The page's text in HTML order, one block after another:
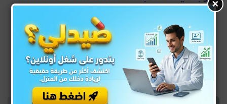
Diseases Book
يوجد ايضا كتاب
تعليم قراءة رسم القلب
ECG Book PDF(مجانا)
×